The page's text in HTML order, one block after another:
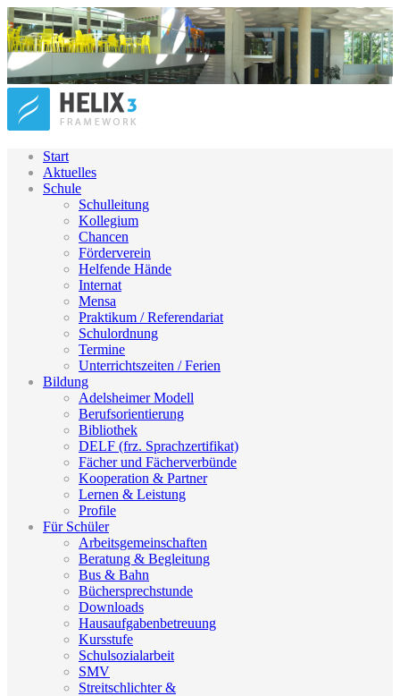
Start
Aktuelles
Schule
Schulleitung
Kollegium
Chancen
Förderverein
Helfende Hände
Internat
Mensa
Praktikum / Referendariat
Schulordnung
Termine
Unterrichtszeiten / Ferien
Bildung
Adelsheimer Modell
Berufsorientierung
Bibliothek
DELF (frz. Sprachzertifikat)
Fächer und Fächerverbünde
Kooperation & Partner
Lernen & Leistung
Profile
Für Schüler
Arbeitsgemeinschaften
Beratung & Begleitung
Bus & Bahn
Büchersprechstunde
Downloads
Hausaufgabenbetreuung
Kursstufe
Schulsozialarbeit
SMV
Streitschlichter &